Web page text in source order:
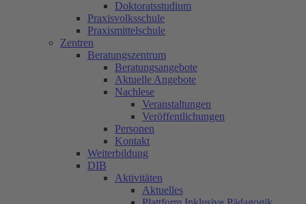
Doktoratsstudium
Praxisvolksschule
Praxismittelschule
Zentren
Beratungszentrum
Beratungsangebote
Aktuelle Angebote
Nachlese
Veranstaltungen
Veröffentlichungen
Personen
Kontakt
Weiterbildung
DIB
Aktivitäten
Aktuelles